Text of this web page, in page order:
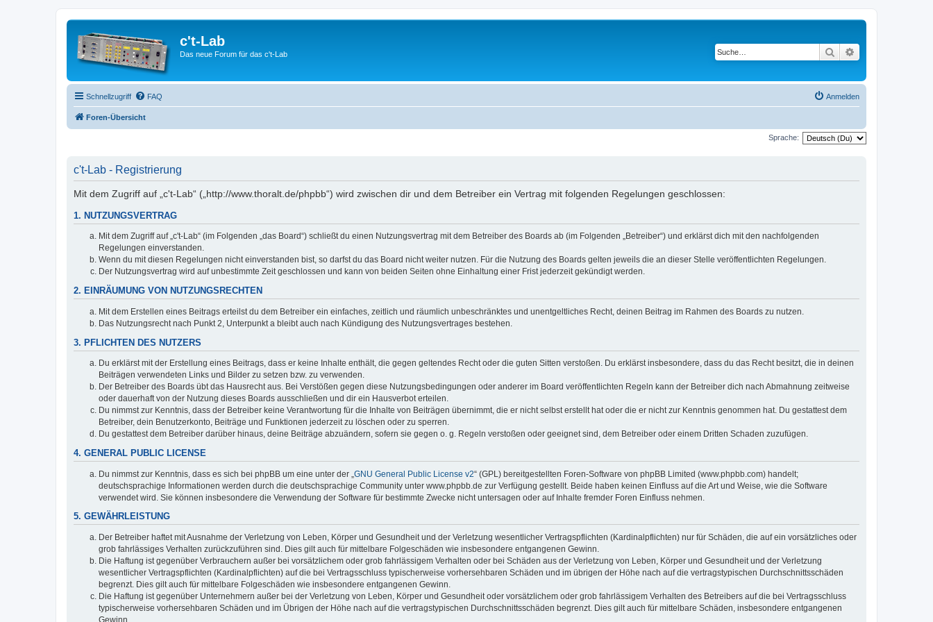
c't-Lab
Das neue Forum für das c't-Lab Suche
Schnellzugriff FAQ Anmelden
Foren-Übersicht
Sprache:
c't-Lab - Registrierung
Mit dem Zugriff auf „c't-Lab“ („http://www.thoralt.de/phpbb“) wird zwischen dir und dem Betreiber ein Vertrag mit folgenden Regelungen geschlossen:
1. NUTZUNGSVERTRAG
Mit dem Zugriff auf „c't-Lab“ (im Folgenden „das Board“) schließt du einen Nutzungsvertrag mit dem Betreiber des Boards ab (im Folgenden „Betreiber“) und erklärst dich mit den nachfolgenden
Regelungen einverstanden.
Wenn du mit diesen Regelungen nicht einverstanden bist, so darfst du das Board nicht weiter nutzen. Für die Nutzung des Boards gelten jeweils die an dieser Stelle veröffentlichten Regelungen.
Der Nutzungsvertrag wird auf unbestimmte Zeit geschlossen und kann von beiden Seiten ohne Einhaltung einer Frist jederzeit gekündigt werden.
2. EINRÄUMUNG VON NUTZUNGSRECHTEN
Mit dem Erstellen eines Beitrags erteilst du dem Betreiber ein einfaches, zeitlich und räumlich unbeschränktes und unentgeltliches Recht, deinen Beitrag im Rahmen des Boards zu nutzen.
Das Nutzungsrecht nach Punkt 2, Unterpunkt a bleibt auch nach Kündigung des Nutzungsvertrages bestehen.
3. PFLICHTEN DES NUTZERS
Du erklärst mit der Erstellung eines Beitrags, dass er keine Inhalte enthält, die gegen geltendes Recht oder die guten Sitten verstoßen. Du erklärst insbesondere, dass du das Recht besitzt, die in deinen
Beiträgen verwendeten Links und Bilder zu setzen bzw. zu verwenden.
Der Betreiber des Boards übt das Hausrecht aus. Bei Verstößen gegen diese Nutzungsbedingungen oder anderer im Board veröffentlichten Regeln kann der Betreiber dich nach Abmahnung zeitweise
oder dauerhaft von der Nutzung dieses Boards ausschließen und dir ein Hausverbot erteilen.
Du nimmst zur Kenntnis, dass der Betreiber keine Verantwortung für die Inhalte von Beiträgen übernimmt, die er nicht selbst erstellt hat oder die er nicht zur Kenntnis genommen hat. Du gestattest dem
Betreiber, dein Benutzerkonto, Beiträge und Funktionen jederzeit zu löschen oder zu sperren.
Du gestattest dem Betreiber darüber hinaus, deine Beiträge abzuändern, sofern sie gegen o. g. Regeln verstoßen oder geeignet sind, dem Betreiber oder einem Dritten Schaden zuzufügen.
4. GENERAL PUBLIC LICENSE
Du nimmst zur Kenntnis, dass es sich bei phpBB um eine unter der „ GNU General Public License v2“ (GPL) bereitgestellten Foren-Software von phpBB Limited (www.phpbb.com) handelt;
deutschsprachige Informationen werden durch die deutschsprachige Community unter www.phpbb.de zur Verfügung gestellt. Beide haben keinen Einfluss auf die Art und Weise, wie die Software
verwendet wird. Sie können insbesondere die Verwendung der Software für bestimmte Zwecke nicht untersagen oder auf Inhalte fremder Foren Einfluss nehmen.
5. GEWÄHRLEISTUNG
Der Betreiber haftet mit Ausnahme der Verletzung von Leben, Körper und Gesundheit und der Verletzung wesentlicher Vertragspflichten (Kardinalpflichten) nur für Schäden, die auf ein vorsätzliches oder
grob fahrlässiges Verhalten zurückzuführen sind. Dies gilt auch für mittelbare Folgeschäden wie insbesondere entgangenen Gewinn.
Die Haftung ist gegenüber Verbrauchern außer bei vorsätzlichem oder grob fahrlässigem Verhalten oder bei Schäden aus der Verletzung von Leben, Körper und Gesundheit und der Verletzung
wesentlicher Vertragspflichten (Kardinalpflichten) auf die bei Vertragsschluss typischerweise vorhersehbaren Schäden und im übrigen der Höhe nach auf die vertragstypischen Durchschnittsschäden
begrenzt. Dies gilt auch für mittelbare Folgeschäden wie insbesondere entgangenen Gewinn.
Die Haftung ist gegenüber Unternehmern außer bei der Verletzung von Leben, Körper und Gesundheit oder vorsätzlichem oder grob fahrlässigem Verhalten des Betreibers auf die bei Vertragsschluss
typischerweise vorhersehbaren Schäden und im Übrigen der Höhe nach auf die vertragstypischen Durchschnittsschäden begrenzt. Dies gilt auch für mittelbare Schäden, insbesondere entgangenen
Gewinn.